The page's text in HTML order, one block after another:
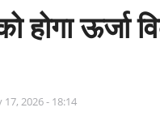
होगा ऊर्जा
17, 2026 - 18:14